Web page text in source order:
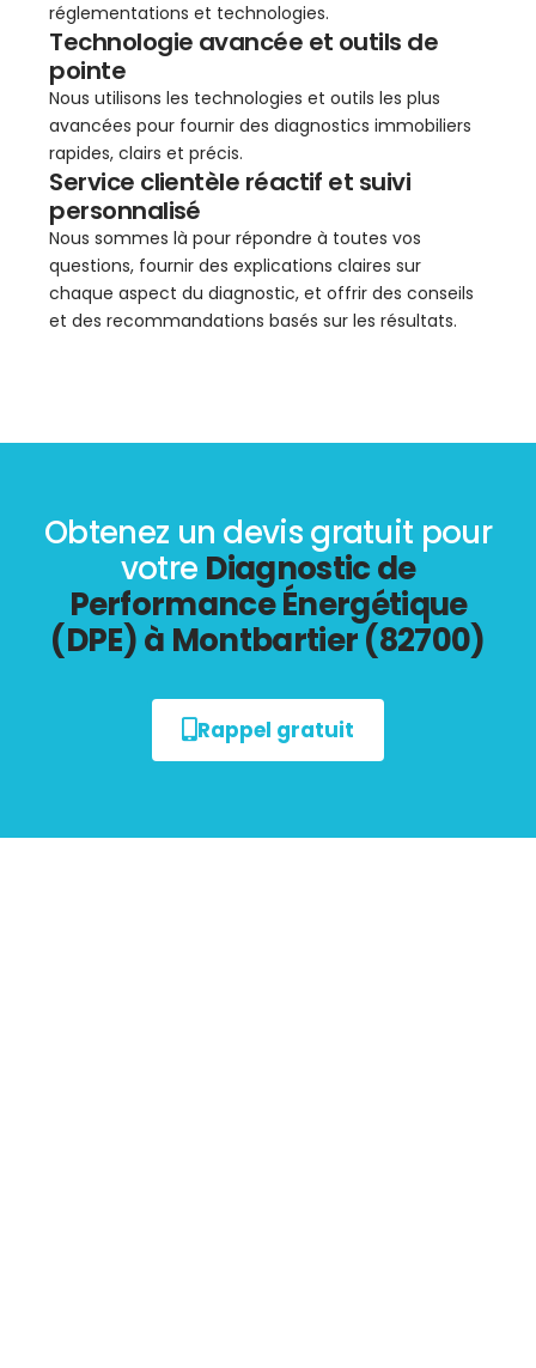
réglementations et technologies.
Technologie avancée et outils de
pointe
Nous utilisons les technologies et outils les plus
avancées pour fournir des diagnostics immobiliers
rapides, clairs et précis.
Service clientèle réactif et suivi
personnalisé
Nous sommes là pour répondre à toutes vos
questions, fournir des explications claires sur
chaque aspect du diagnostic, et offrir des conseils
et des recommandations basés sur les résultats.
Obtenez un devis gratuit pour
votre Diagnostic de
Performance Énergétique
(DPE) à Montbartier (82700)
Rappel gratuit